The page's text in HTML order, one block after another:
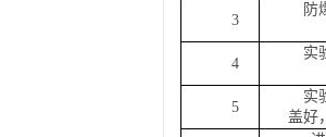
3
防
4
实
5
实
盖好